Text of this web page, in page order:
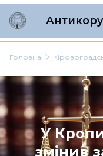
Головна
У
змінив